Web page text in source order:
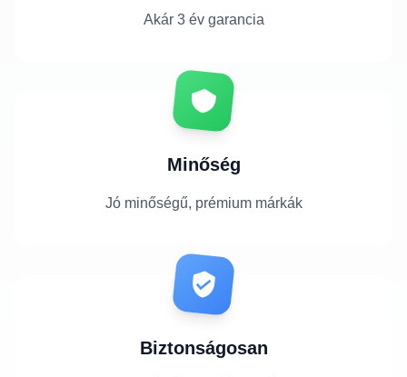
Akár 3 év garancia
Minőség
Jó minőségű, prémium márkák
Biztonságosan